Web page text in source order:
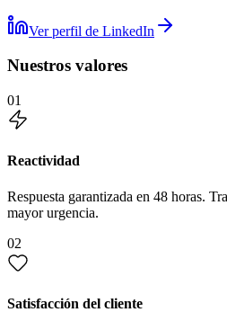
Ver perfil de LinkedIn
Nuestros valores
01
Reactividad
Respuesta garantizada en 48 horas.
mayor urgencia.
02
Satisfacción del cliente